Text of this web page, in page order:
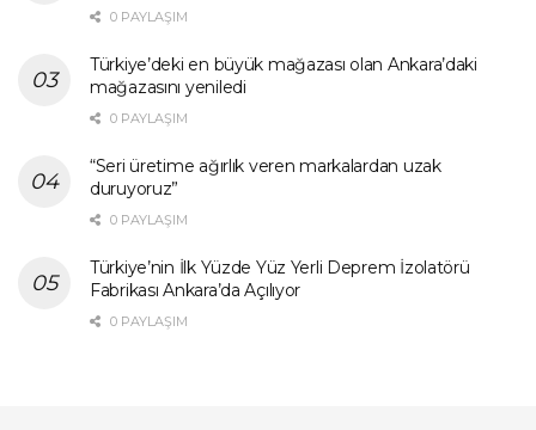
0 PAYLAŞIM
Türkiye’deki en büyük mağazası olan Ankara’daki
mağazasını yeniledi
0 PAYLAŞIM
“Seri üretime ağırlık veren markalardan uzak
duruyoruz”
0 PAYLAŞIM
Türkiye’nin İlk Yüzde Yüz Yerli Deprem İzolatörü
Fabrikası Ankara’da Açılıyor
0 PAYLAŞIM